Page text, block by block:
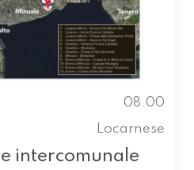
08.00
Locarnese
intercomunale